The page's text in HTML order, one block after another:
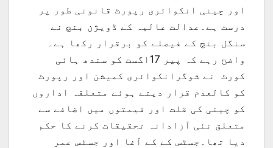
اور چینی انکوائری رپورٹ قانونی طور پر
درست ہے۔عدالت عالیہ کے ڈویژن بنچ نے
سنگل بنچ کے فیصلے کو برقرار رکھا ہے۔
واضح رہے کہ پیر 17اگست کو سندھ ہائی
کورٹ نے شوگرانکوائری کمیشن اور رپورٹ
کو کالعدم قرار دیتے ہوئے متعلقہ اداروں
کو چینی کی قلت اور قیمتوں میں اضافے سے
متعلق نئی آزادانہ تحقیقات کرنے کا حکم
دیا تھا۔جسٹس کے کے آغا اور جسٹس عمر